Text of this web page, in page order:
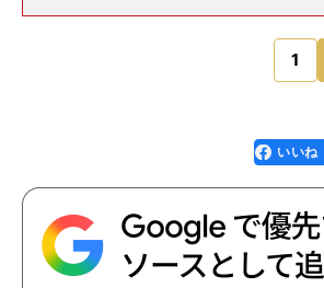
ハーンズが、終盤、やや逃げのボ
いたレナードは、そんなヒットマ
ンドにワン
1
faceboo
k
いいね